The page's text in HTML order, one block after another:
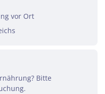
vor Ort
Bitte